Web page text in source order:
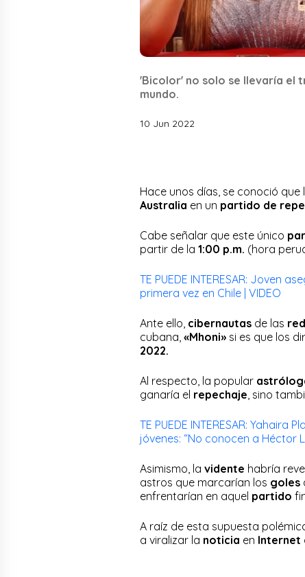
'Bicolor' no solo se llevaría el
mundo.
10 Jun 2022
Hace unos días, se conoció que
Australia en un partido de
Cabe señalar que este único
partir de la 1:00 p.m. (hora
TE PUEDE INTERESAR: Joven
primera vez en Chile | VIDEO
Ante ello, cibernautas de las
cubana, «Mhoni» si es que los
2022.
Al respecto, la popular
ganaría el repechaje , sino
TE PUEDE INTERESAR:
jóvenes: “No conocen a Héctor
Asimismo, la vidente habría
astros que marcarían los goles
enfrentarían en aquel partido
A raíz de esta supuesta
a viralizar la noticia en Internet